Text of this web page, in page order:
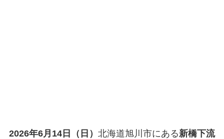
2026年6月14日（日） 北海道旭川市にある新橋下流